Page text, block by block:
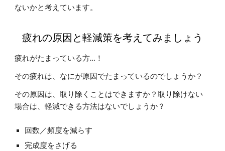
ないかと考えています。
疲れの原因と軽減策を考えてみましょう
疲れがたまっている方…！
その疲れは、なにが原因でたまっているのでしょうか？
その原因は、取り除くことはできますか？取り除けない
場合は、軽減できる方法はないでしょうか？
回数／頻度を減らす
完成度をさげる